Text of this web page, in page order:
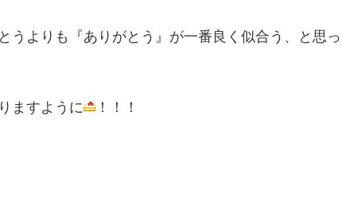
うよりも『ありがとう』が一番良く似合う、と思っ
ますように ！！！